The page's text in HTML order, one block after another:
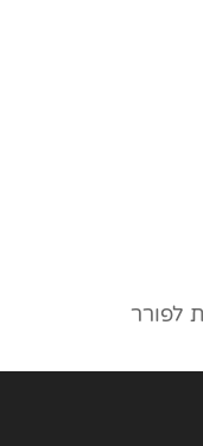
לפורר